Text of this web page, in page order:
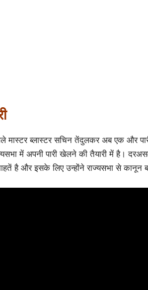
मास्टर ब्लास्टर सचिन तेंदुलकर अब एक और
में अपनी पारी खेलने की तैयारी में है।
है और इसके लिए उन्होंने राज्यसभा से कानून